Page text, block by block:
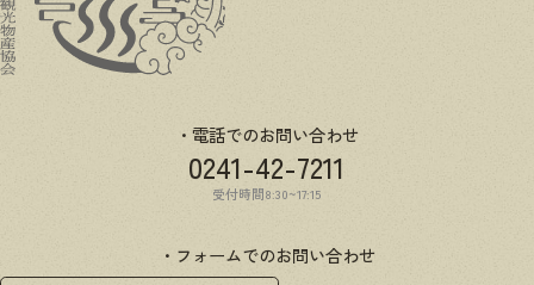
電話でのお問い合わせ
0241-42-7211
受付時間8:30~17:15
フォームでのお問い合わせ